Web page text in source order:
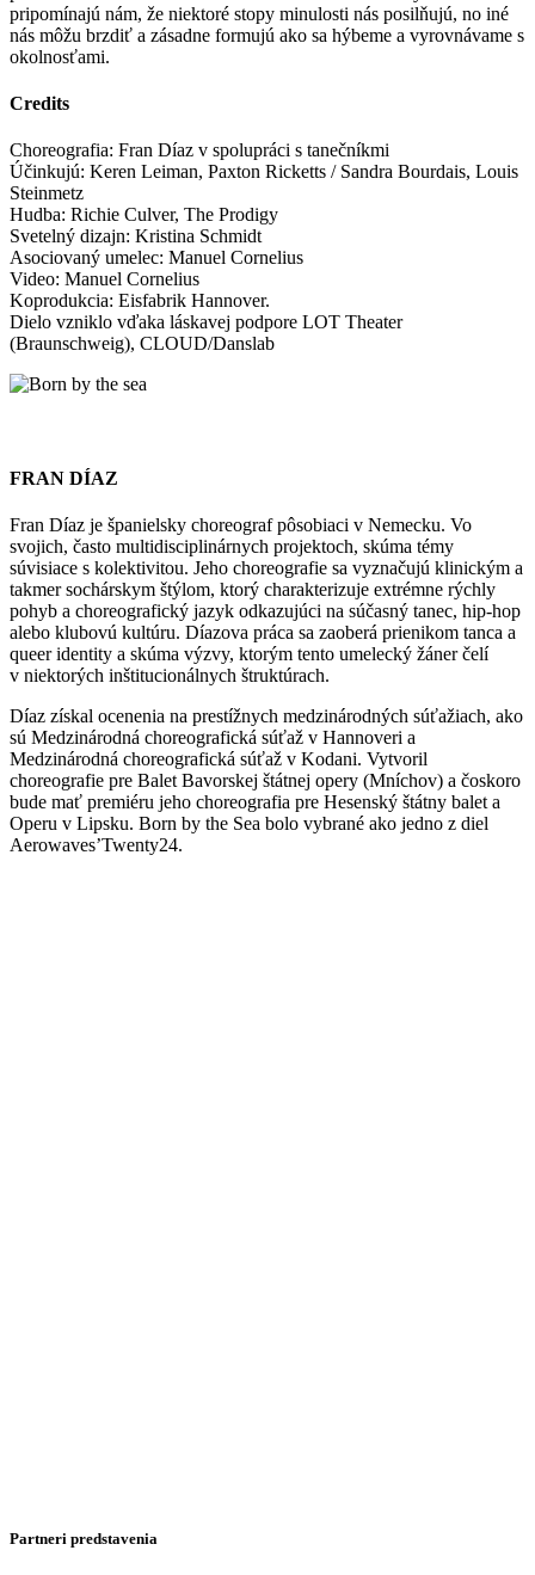
pripomínajú nám, že niektoré stopy minulosti nás posilňujú, no iné
nás môžu brzdiť a zásadne formujú ako sa hýbeme a vyrovnávame s
okolnosťami.
Credits
Choreografia: Fran Díaz v spolupráci s tanečníkmi
Účinkujú: Keren Leiman, Paxton Ricketts / Sandra Bourdais, Louis
Steinmetz
Hudba: Richie Culver, The Prodigy
Svetelný dizajn: Kristina Schmidt
Asociovaný umelec: Manuel Cornelius
Video: Manuel Cornelius
Koprodukcia: Eisfabrik Hannover.
Dielo vzniklo vďaka láskavej podpore LOT Theater
(Braunschweig), CLOUD/Danslab
FRAN DÍAZ
Fran Díaz je španielsky choreograf pôsobiaci v Nemecku. Vo
svojich, často multidisciplinárnych projektoch, skúma témy
súvisiace s kolektivitou. Jeho choreografie sa vyznačujú klinickým a
takmer sochárskym štýlom, ktorý charakterizuje extrémne rýchly
pohyb a choreografický jazyk odkazujúci na súčasný tanec, hip-hop
alebo klubovú kultúru. Díazova práca sa zaoberá prienikom tanca a
queer identity a skúma výzvy, ktorým tento umelecký žáner čelí
v niektorých inštitucionálnych štruktúrach.
Díaz získal ocenenia na prestížnych medzinárodných súťažiach, ako
sú Medzinárodná choreografická súťaž v Hannoveri a
Medzinárodná choreografická súťaž v Kodani. Vytvoril
choreografie pre Balet Bavorskej štátnej opery (Mníchov) a čoskoro
bude mať premiéru jeho choreografia pre Hesenský štátny balet a
Operu v Lipsku. Born by the Sea bolo vybrané ako jedno z diel
Aerowaves’Twenty24.
Partneri predstavenia